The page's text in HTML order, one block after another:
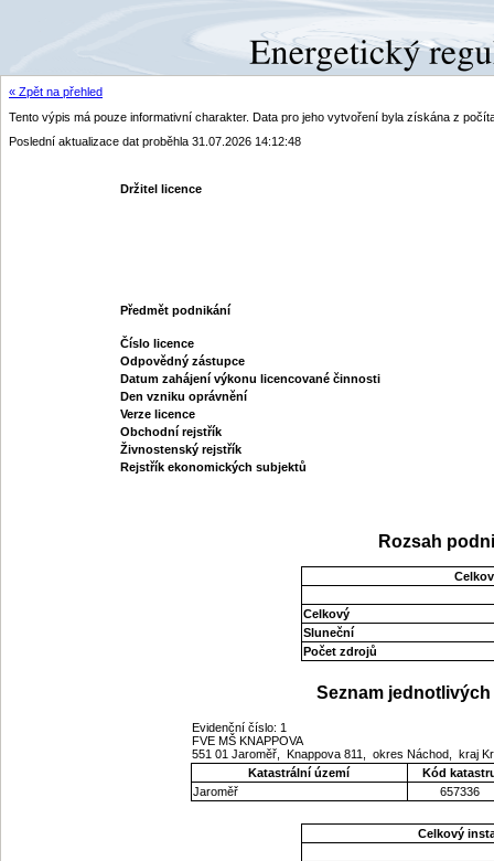
« Zpět na přehled
Tento výpis má pouze informativní charakter. Data pro jeho vytvoření byla získána z
Poslední aktualizace dat proběhla 31.07.2026 14:12:48
Držitel licence
Předmět podnikání
Číslo licence
Odpovědný zástupce
Datum zahájení výkonu licencované činnosti
Den vzniku oprávnění
Verze licence
Obchodní rejstřík
Živnostenský rejstřík
Rejstřík ekonomických subjektů
Rozsah
Celkový
Sluneční
Počet zdrojů
Seznam
Evidenční číslo: 1
FVE MŠ KNAPPOVA
551 01 Jaroměř, Knappova 811, okres Náchod, kraj
Katastrální území
Kód
Jaroměř
657336
Celkový